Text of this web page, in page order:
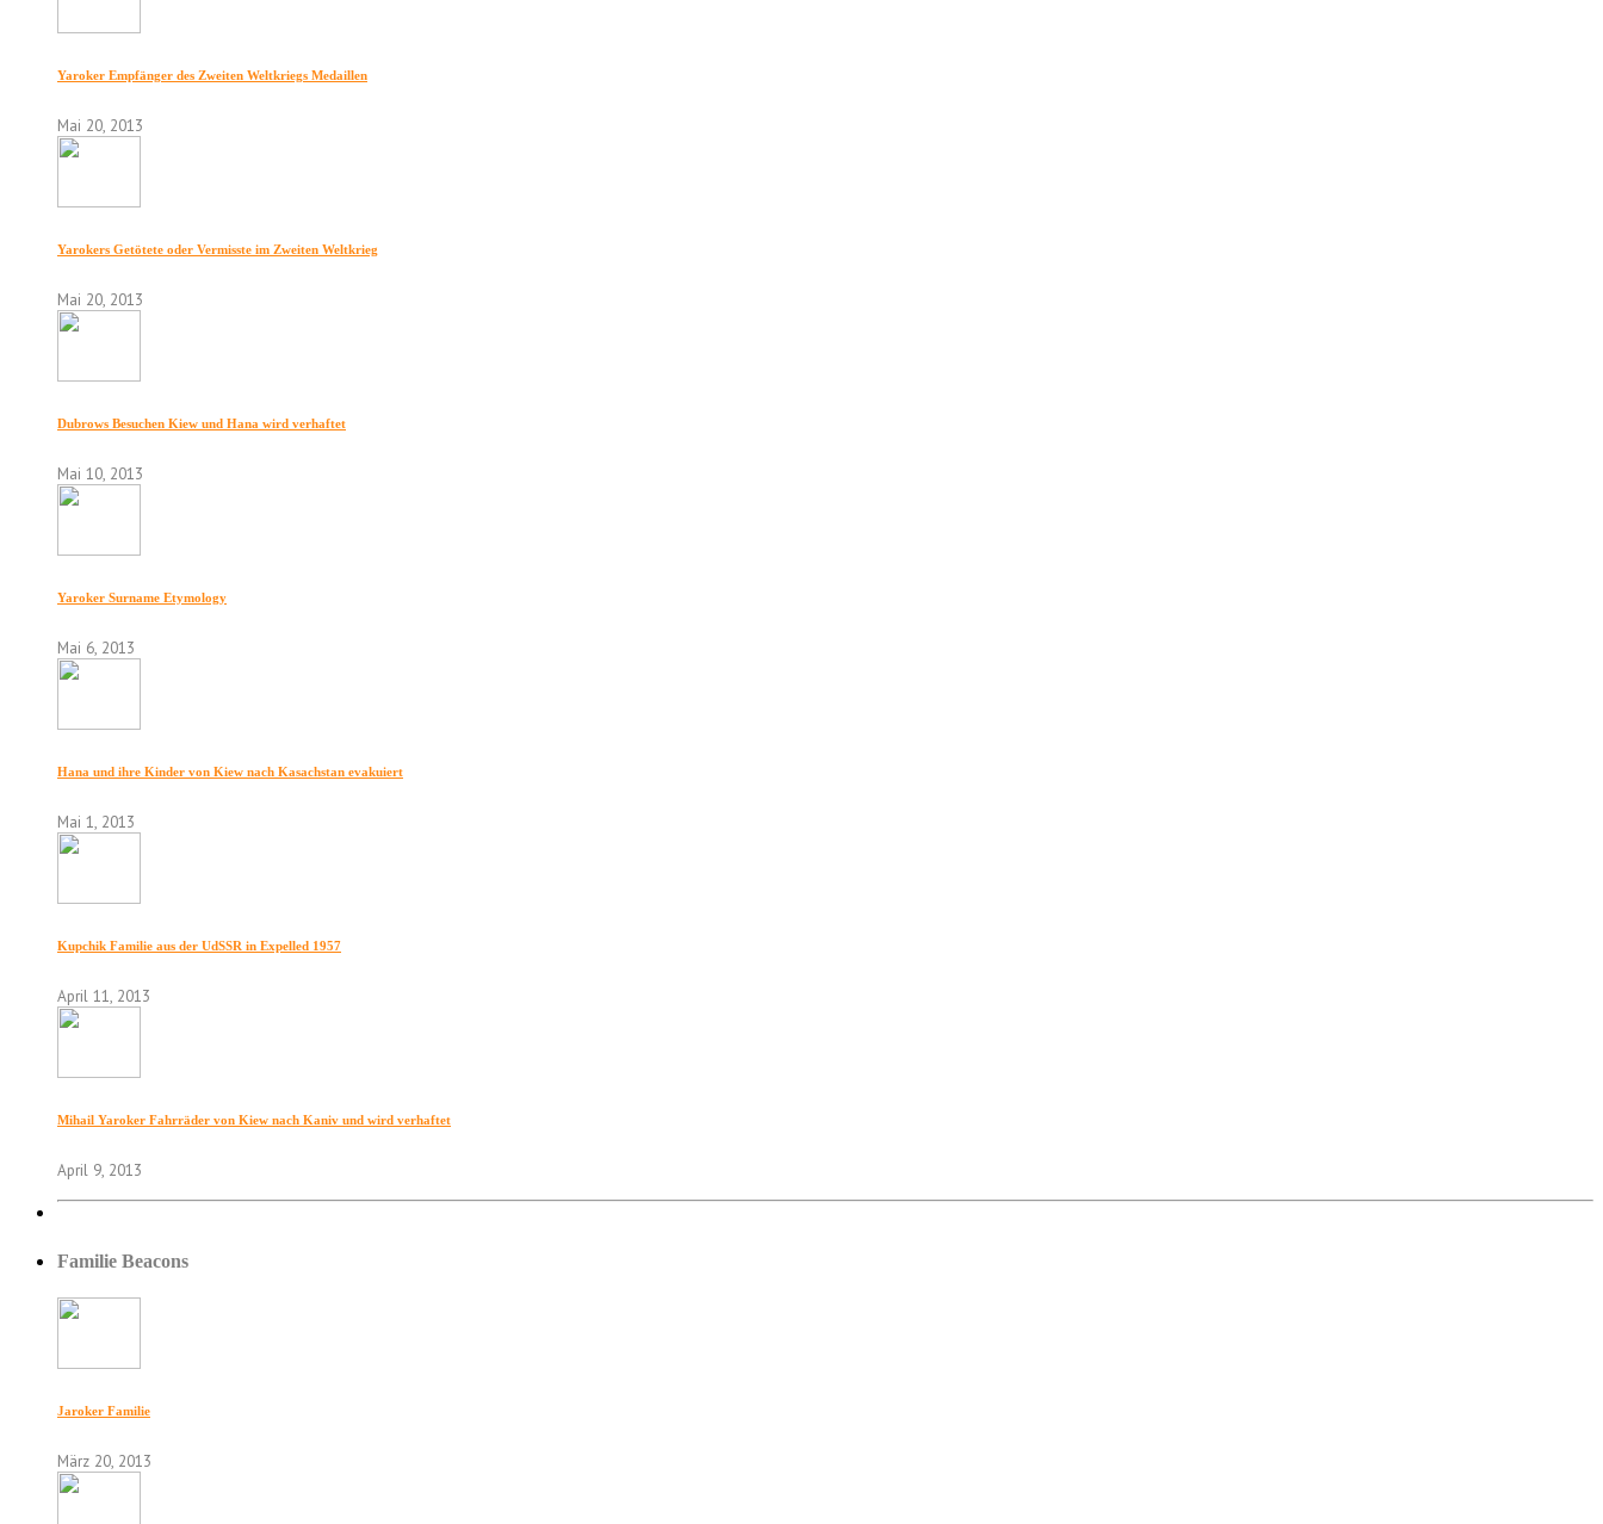
Yaroker Empfänger des Zweiten Weltkriegs Medaillen
Mai 20, 2013
Yarokers Getötete oder Vermisste im Zweiten Weltkrieg
Mai 20, 2013
Dubrows Besuchen Kiew und Hana wird verhaftet
Mai 10, 2013
Yaroker Surname Etymology
Mai 6, 2013
Hana und ihre Kinder von Kiew nach Kasachstan evakuiert
Mai 1, 2013
Kupchik Familie aus der UdSSR in Expelled 1957
April 11, 2013
Mihail Yaroker Fahrräder von Kiew nach Kaniv und wird verhaftet
April 9, 2013
Familie Beacons
Jaroker Familie
März 20, 2013